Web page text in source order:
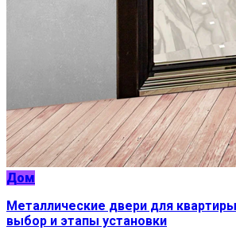
Дом
Металлические двери для
выбор и этапы установки